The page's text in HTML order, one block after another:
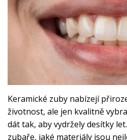
Keramické zuby nabízejí
životnost, ale jen kvalitně
dát tak, aby vydržely desítky
zubaře, jaké materiály jsou